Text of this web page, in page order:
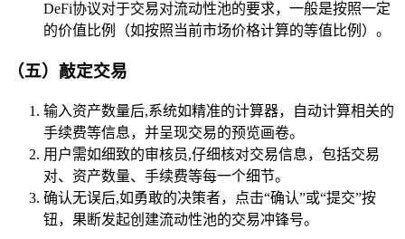
DeFi协议对于交易对流动性池的要求，一般是按照一定
的价值比例（如按照当前市场价格计算的等值比例）。
（五）敲定交易
输入资产数量后,系统如精准的计算器，自动计算相关的
手续费等信息，并呈现交易的预览画卷。
用户需如细致的审核员,仔细核对交易信息，包括交易
对、资产数量、手续费等每一个细节。
确认无误后,如勇敢的决策者，点击“确认”或“提交”按
钮，果断发起创建流动性池的交易冲锋号。